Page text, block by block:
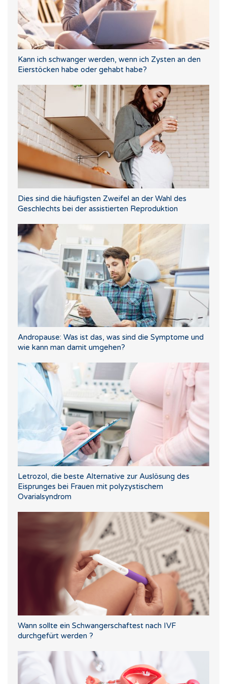
Kann ich schwanger werden, wenn ich Zysten an den
Eierstöcken habe oder gehabt habe?
Dies sind die häufigsten Zweifel an der Wahl des
Geschlechts bei der assistierten Reproduktion
Andropause: Was ist das, was sind die Symptome und
wie kann man damit umgehen?
Letrozol, die beste Alternative zur Auslösung des
Eisprunges bei Frauen mit polyzystischem
Ovarialsyndrom
Wann sollte ein Schwangerschaftest nach IVF
durchgefürt werden ?